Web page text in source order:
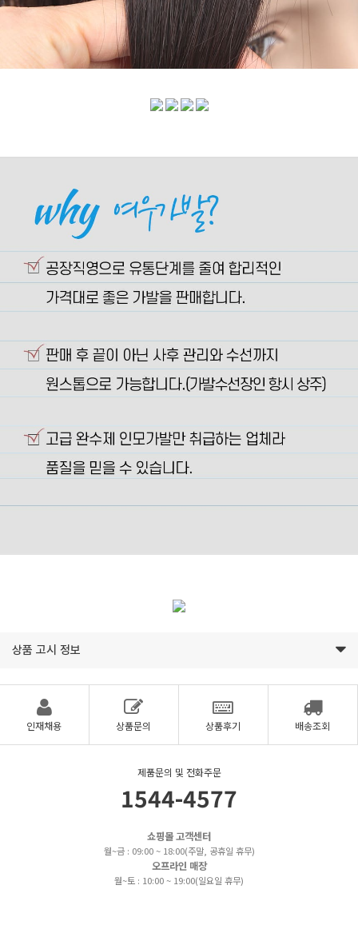
상품 고시 정보
인재채용 상품문의 상품후기 배송조회
제품문의 및 전화주문
1544-4577
쇼핑몰 고객센터
월~금 : 09:00 ~ 18:00(주말, 공휴일 휴무)
오프라인 매장
월~토 : 10:00 ~ 19:00(일요일 휴무)